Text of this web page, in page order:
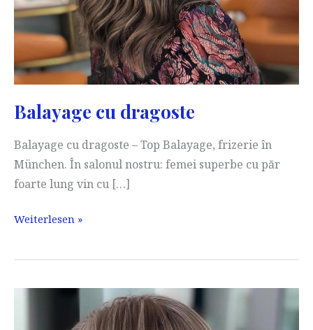
Balayage cu dragoste
Balayage cu dragoste – Top Balayage, frizerie în
München. În salonul nostru: femei superbe cu păr
foarte lung vin cu […]
Balayage
dragoste
Weiterlesen »